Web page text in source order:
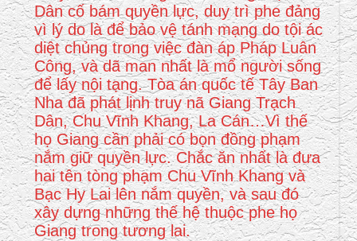
Dân cố bám quyền lực, duy trì phe đảng
vì lý do là để bảo vệ tánh mạng do tội ác
diệt chủng trong việc đàn áp Pháp Luân
Công, và dã man nhất là mổ người sống
để lấy nội tạng. Tòa án quốc tế Tây Ban
Nha đã phát lịnh truy nã Giang Trạch
Dân, Chu Vĩnh Khang, La Cán…Vì thế
họ Giang cần phải có bọn đồng phạm
nắm giữ quyền lực. Chắc ăn nhất là đưa
hai tên tòng phạm Chu Vĩnh Khang và
Bạc Hy Lai lên nắm quyền, và sau đó
xây dựng những thế hệ thuộc phe họ
Giang trong tương lai.